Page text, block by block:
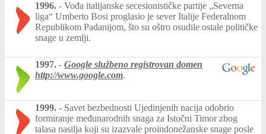
1996. - Vođa italijanske secesionističke partije „Severna
liga“ Umberto Bosi proglasio je sever Italije Federalnom
Republikom Padanijom, što su oštro osudile ostale političke
snage u zemlji.
1997. - Google službeno registrovan domen
http://www.google.com.
1999. - Savet bezbednosti Ujedinjenih nacija odobrio
formiranje međunarodnih snaga za Istočni Timor zbog
talasa nasilja koji su izazvale proindonežanske snage posle